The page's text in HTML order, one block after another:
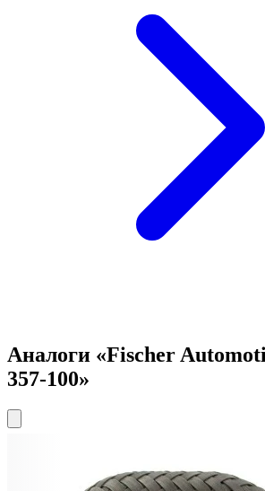
Аналоги «Fischer
357-100»